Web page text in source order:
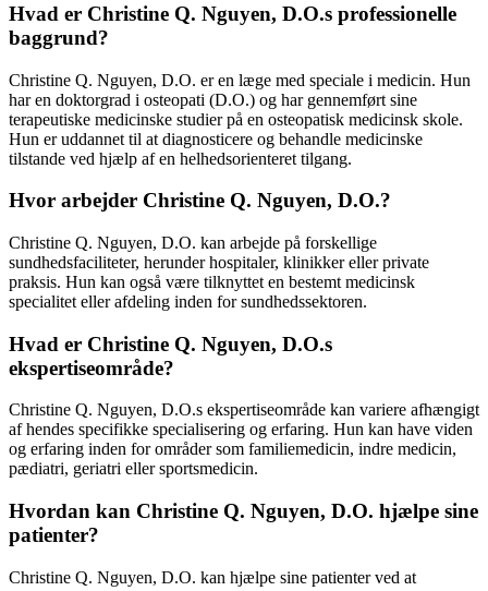
Hvad er Christine Q. Nguyen, D.O.s professionelle
baggrund?
Christine Q. Nguyen, D.O. er en læge med speciale i medicin. Hun
har en doktorgrad i osteopati (D.O.) og har gennemført sine
terapeutiske medicinske studier på en osteopatisk medicinsk skole.
Hun er uddannet til at diagnosticere og behandle medicinske
tilstande ved hjælp af en helhedsorienteret tilgang.
Hvor arbejder Christine Q. Nguyen, D.O.?
Christine Q. Nguyen, D.O. kan arbejde på forskellige
sundhedsfaciliteter, herunder hospitaler, klinikker eller private
praksis. Hun kan også være tilknyttet en bestemt medicinsk
specialitet eller afdeling inden for sundhedssektoren.
Hvad er Christine Q. Nguyen, D.O.s
ekspertiseområde?
Christine Q. Nguyen, D.O.s ekspertiseområde kan variere afhængigt
af hendes specifikke specialisering og erfaring. Hun kan have viden
og erfaring inden for områder som familiemedicin, indre medicin,
pædiatri, geriatri eller sportsmedicin.
Hvordan kan Christine Q. Nguyen, D.O. hjælpe sine
patienter?
Christine Q. Nguyen, D.O. kan hjælpe sine patienter ved at